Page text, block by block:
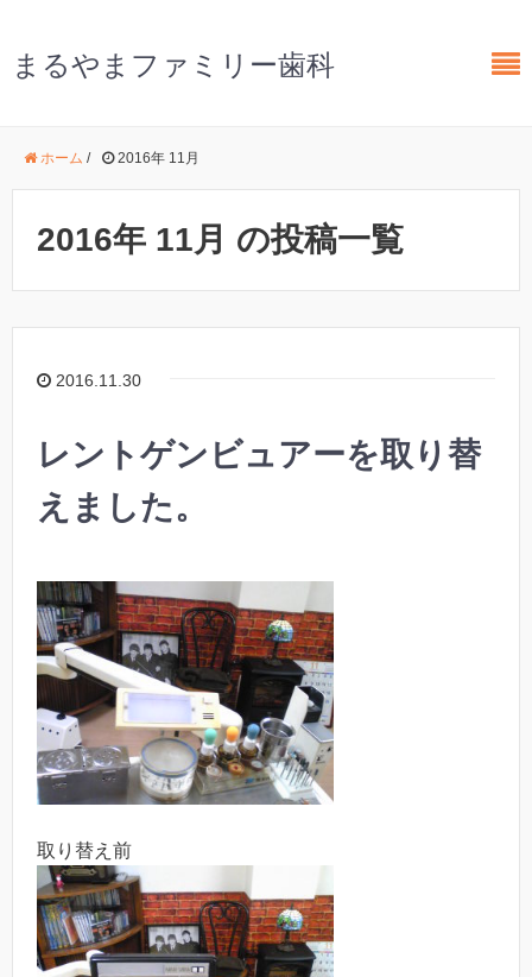
まるやまファミリー歯科
ホーム / 2016年 11月
2016年 11月 の投稿一覧
2016.11.30
レントゲンビュアーを取り替
えました。
取り替え前